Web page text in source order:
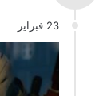
23 فبراير